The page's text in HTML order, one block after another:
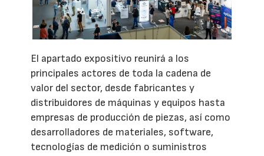
El apartado expositivo reunirá a los
principales actores de toda la cadena de
valor del sector, desde fabricantes y
distribuidores de máquinas y equipos hasta
empresas de producción de piezas, así como
desarrolladores de materiales, software,
tecnologías de medición o suministros